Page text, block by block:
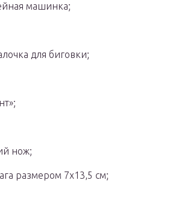
машинка;
для биговки;
нож;
размером 7х13,5 см;